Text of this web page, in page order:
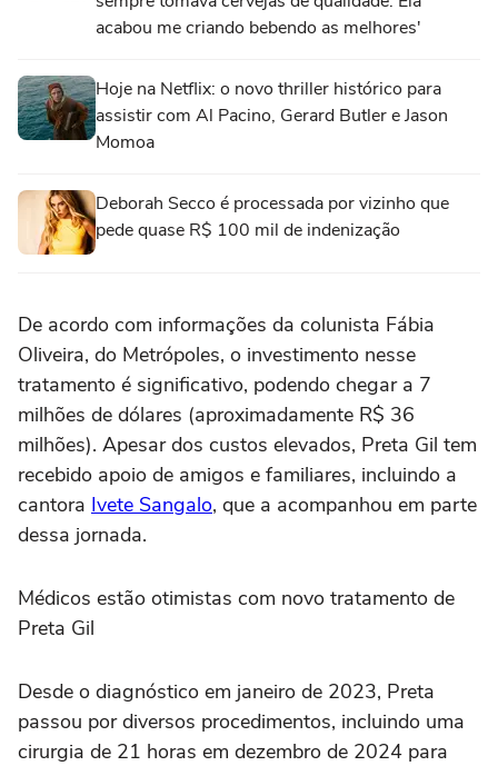
acabou me criando bebendo as melhores'
Hoje na Netflix: o novo thriller histórico para
assistir com Al Pacino, Gerard Butler e Jason
Momoa
Deborah Secco é processada por vizinho que
pede quase R$ 100 mil de indenização
De acordo com informações da colunista Fábia
Oliveira, do Metrópoles, o investimento nesse
tratamento é significativo, podendo chegar a 7
milhões de dólares (aproximadamente R$ 36
milhões). Apesar dos custos elevados, Preta Gil tem
recebido apoio de amigos e familiares, incluindo a
cantora Ivete Sangalo, que a acompanhou em parte
dessa jornada.
Médicos estão otimistas com novo tratamento de
Preta Gil
Desde o diagnóstico em janeiro de 2023, Preta
passou por diversos procedimentos, incluindo uma
cirurgia de 21 horas em dezembro de 2024 para